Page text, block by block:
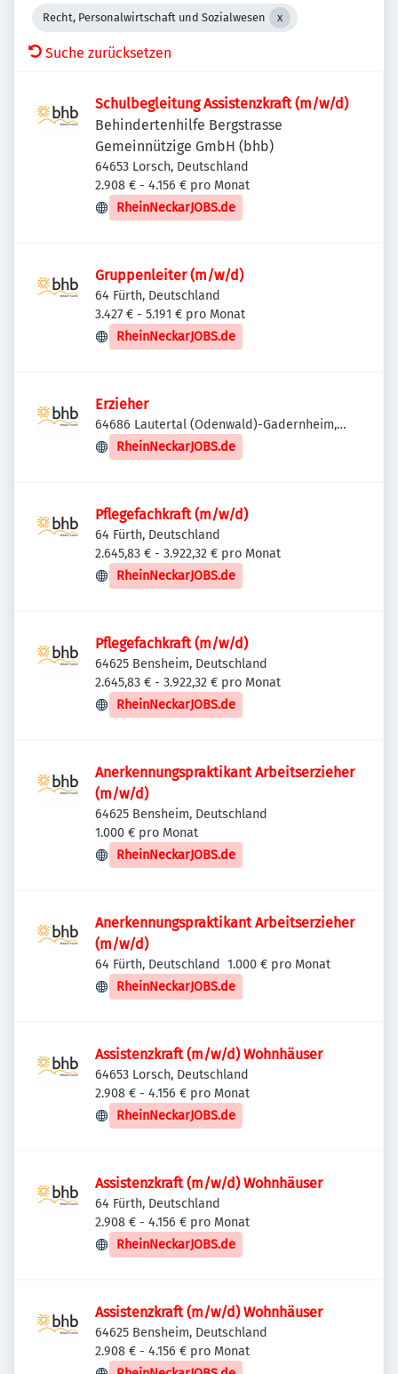
Recht, Personalwirtschaft und Sozialwesen
Suche zurücksetzen
Schulbegleitung Assistenzkraft (m/w/d)
Behindertenhilfe Bergstrasse
Gemeinnützige GmbH (bhb)
64653 Lorsch, Deutschland
2.908 € - 4.156 € pro Monat
RheinNeckarJOBS.de
Gruppenleiter (m/w/d)
64 Fürth, Deutschland
3.427 € - 5.191 € pro Monat
RheinNeckarJOBS.de
Erzieher
64686 Lautertal (Odenwald)-Gadernheim,
Deutschland
RheinNeckarJOBS.de
Pflegefachkraft (m/w/d)
64 Fürth, Deutschland
2.645,83 € - 3.922,32 € pro Monat
RheinNeckarJOBS.de
Pflegefachkraft (m/w/d)
64625 Bensheim, Deutschland
2.645,83 € - 3.922,32 € pro Monat
RheinNeckarJOBS.de
Anerkennungspraktikant Arbeitserzieher
(m/w/d)
64625 Bensheim, Deutschland
1.000 € pro Monat
RheinNeckarJOBS.de
Anerkennungspraktikant Arbeitserzieher
(m/w/d)
64 Fürth, Deutschland
1.000 € pro Monat
RheinNeckarJOBS.de
Assistenzkraft (m/w/d) Wohnhäuser
64653 Lorsch, Deutschland
2.908 € - 4.156 € pro Monat
RheinNeckarJOBS.de
Assistenzkraft (m/w/d) Wohnhäuser
64 Fürth, Deutschland
2.908 € - 4.156 € pro Monat
RheinNeckarJOBS.de
Assistenzkraft (m/w/d) Wohnhäuser
64625 Bensheim, Deutschland
2.908 € - 4.156 € pro Monat